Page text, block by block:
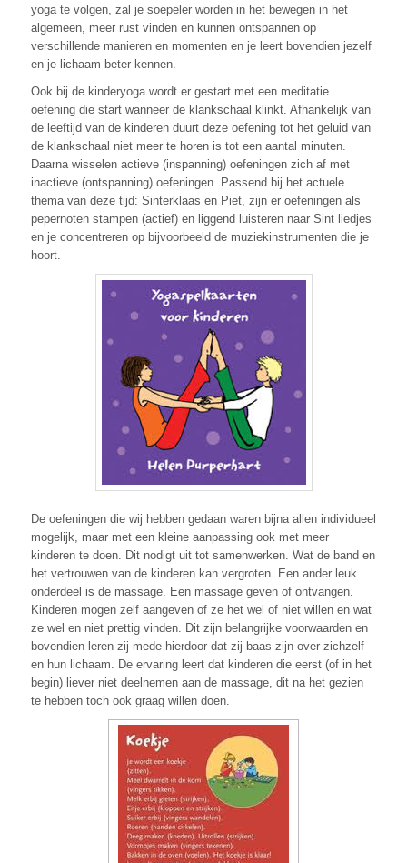
yoga te volgen, zal je soepeler worden in het bewegen in het
algemeen, meer rust vinden en kunnen ontspannen op
verschillende manieren en momenten en je leert bovendien jezelf
en je lichaam beter kennen.
Ook bij de kinderyoga wordt er gestart met een meditatie
oefening die start wanneer de klankschaal klinkt. Afhankelijk van
de leeftijd van de kinderen duurt deze oefening tot het geluid van
de klankschaal niet meer te horen is tot een aantal minuten.
Daarna wisselen actieve (inspanning) oefeningen zich af met
inactieve (ontspanning) oefeningen. Passend bij het actuele
thema van deze tijd: Sinterklaas en Piet, zijn er oefeningen als
pepernoten stampen (actief) en liggend luisteren naar Sint liedjes
en je concentreren op bijvoorbeeld de muziekinstrumenten die je
hoort.
De oefeningen die wij hebben gedaan waren bijna allen individueel
mogelijk, maar met een kleine aanpassing ook met meer
kinderen te doen. Dit nodigt uit tot samenwerken. Wat de band en
het vertrouwen van de kinderen kan vergroten. Een ander leuk
onderdeel is de massage. Een massage geven of ontvangen.
Kinderen mogen zelf aangeven of ze het wel of niet willen en wat
ze wel en niet prettig vinden. Dit zijn belangrijke voorwaarden en
bovendien leren zij mede hierdoor dat zij baas zijn over zichzelf
en hun lichaam. De ervaring leert dat kinderen die eerst (of in het
begin) liever niet deelnemen aan de massage, dit na het gezien
te hebben toch ook graag willen doen.